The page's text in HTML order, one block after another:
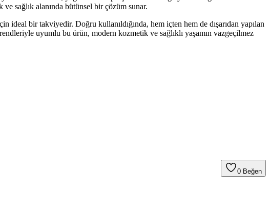
sağlık alanında bütünsel bir çözüm sunar.
bir takviyedir. Doğru kullanıldığında, hem içten hem de dışarıdan yapılan
uyumlu bu ürün, modern kozmetik ve sağlıklı yaşamın vazgeçilmez
0 Beğen